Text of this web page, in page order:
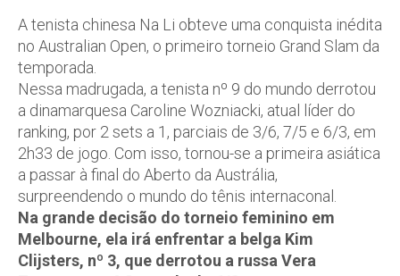
A tenista chinesa Na Li obteve uma conquista inédita
no Australian Open, o primeiro torneio Grand Slam da
temporada.
Nessa madrugada, a tenista nº 9 do mundo derrotou
a dinamarquesa Caroline Wozniacki, atual líder do
ranking, por 2 sets a 1, parciais de 3/6, 7/5 e 6/3, em
2h33 de jogo. Com isso, tornou-se a primeira asiática
a passar à final do Aberto da Austrália,
surpreendendo o mundo do tênis internaconal.
Na grande decisão do torneio feminino em
Melbourne, ela irá enfrentar a belga Kim
Clijsters, nº 3, que derrotou a russa Vera